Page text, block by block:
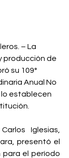
– La
producción de
su 109°
Anual No
lo establecen
Iglesias,
presentó el
para el período